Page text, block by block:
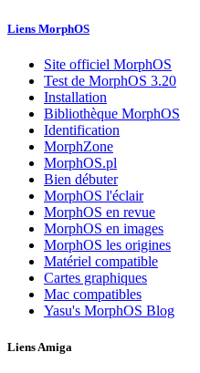
Liens MorphOS
Site officiel MorphOS
Test de MorphOS 3.20
Installation
Bibliothèque MorphOS
Identification
MorphZone
MorphOS.pl
Bien débuter
MorphOS l'éclair
MorphOS en revue
MorphOS en images
MorphOS les origines
Matériel compatible
Cartes graphiques
Mac compatibles
Yasu's MorphOS Blog
Liens Amiga